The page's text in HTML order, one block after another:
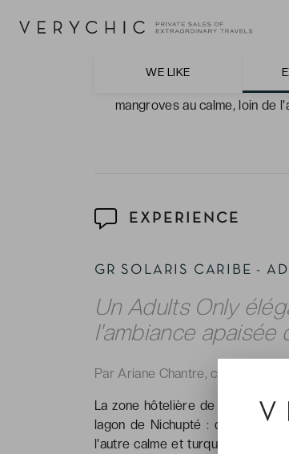
WE LIKE
L'accès inclus aux
mangroves au calme, loin de
EXPERIENCE
GR SOLARIS CARIBE -
Un Adults Only
l'ambiance apaisée
Par Ariane Chantre,
La zone hôtelière de Cancún
lagon de Nichupté : deux plans
l'autre calme et turquoise, que